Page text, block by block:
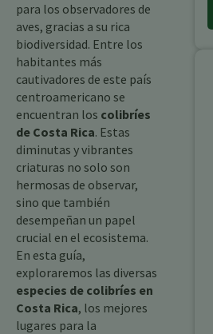
para los observadores de
aves, gracias a su rica
biodiversidad. Entre los
habitantes más
cautivadores de este país
centroamericano se
encuentran los colibríes
de Costa Rica. Estas
diminutas y vibrantes
criaturas no solo son
hermosas de observar,
sino que también
desempeñan un papel
crucial en el ecosistema.
En esta guía,
exploraremos las diversas
especies de colibríes en
Costa Rica, los mejores
lugares para la